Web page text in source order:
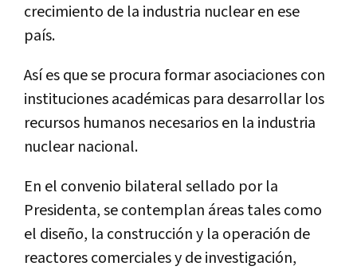
crecimiento de la industria nuclear en ese
país.
Así es que se procura formar asociaciones con
instituciones académicas para desarrollar los
recursos humanos necesarios en la industria
nuclear nacional.
En el convenio bilateral sellado por la
Presidenta, se contemplan áreas tales como
el diseño, la construcción y la operación de
reactores comerciales y de investigación,